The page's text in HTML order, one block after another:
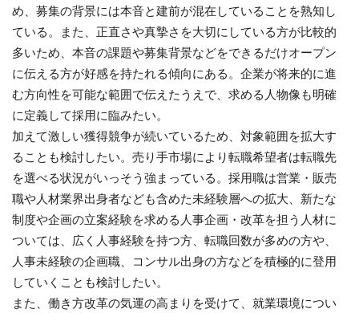
め、募集の背景には本音と建前が混在していることを熟知し
ている。また、正直さや真摯さを大切にしている方が比較的
多いため、本音の課題や募集背景などをできるだけオープン
に伝える方が好感を持たれる傾向にある。企業が将来的に進
む方向性を可能な範囲で伝えたうえで、求める人物像も明確
に定義して採用に臨みたい。
加えて激しい獲得競争が続いているため、対象範囲を拡大す
ることも検討したい。売り手市場により転職希望者は転職先
を選べる状況がいっそう強まっている。採用職は営業・販売
職や人材業界出身者なども含めた未経験層への拡大、新たな
制度や企画の立案経験を求める人事企画・改革を担う人材に
ついては、広く人事経験を持つ方、転職回数が多めの方や、
人事未経験の企画職、コンサル出身の方などを積極的に登用
していくことも検討したい。
また、働き方改革の気運の高まりを受けて、就業環境につい